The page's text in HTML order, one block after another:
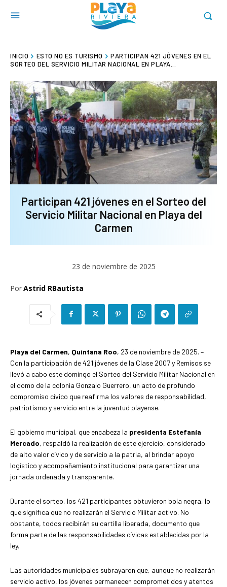
INICIO ESTO NO ES TURISMO
PARTICIPAN 421 JÓVENES EN EL
SORTEO DEL SERVICIO MILITAR NACIONAL EN PLAYA...
Participan 421 jóvenes en el Sorteo del
Servicio Militar Nacional en Playa del
Carmen
23 de noviembre de 2025
PorAstrid RBautista
Playa del Carmen, Quintana Roo, 23 de noviembre de 2025. –
Con la participación de 421 jóvenes de la Clase 2007 y Remisos se
llevó a cabo este domingo el Sorteo del Servicio Militar Nacional en
el domo de la colonia Gonzalo Guerrero, un acto de profundo
compromiso cívico que reafirma los valores de responsabilidad,
patriotismo y servicio entre la juventud playense.
El gobierno municipal, que encabeza la presidenta Estefanía
Mercado, respaldó la realización de este ejercicio, considerado
de alto valor cívico y de servicio a la patria, al brindar apoyo
logístico y acompañamiento institucional para garantizar una
jornada ordenada y transparente.
Durante el sorteo, los 421 participantes obtuvieron bola negra, lo
que significa que no realizarán el Servicio Militar activo. No
obstante, todos recibirán su cartilla liberada, documento que
forma parte de las responsabilidades cívicas establecidas por la
ley.
Las autoridades municipales subrayaron que, aunque no realizarán
servicio activo, los jóvenes permanecen comprometidos y atentos